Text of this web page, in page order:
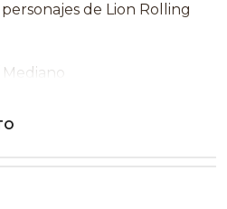
de Lion Rolling